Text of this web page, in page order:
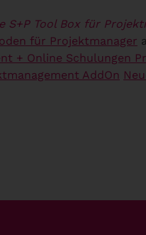
S+P Tool Box für
für Projektmanager
+ Online Schulungen
AddOn